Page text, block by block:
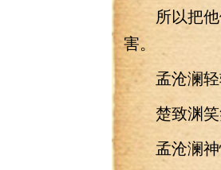
所以把他
害。
孟沧澜轻轻
楚致渊笑
孟沧澜神情